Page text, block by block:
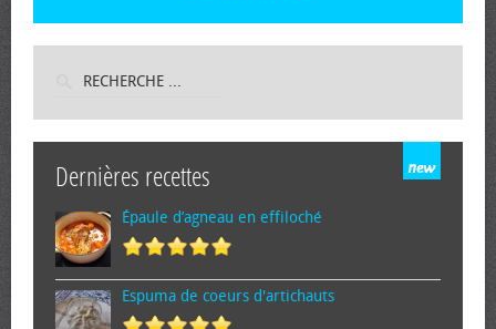
Dernières recettes
Épaule d’agneau en effiloché
Espuma de cœurs d'artichauts